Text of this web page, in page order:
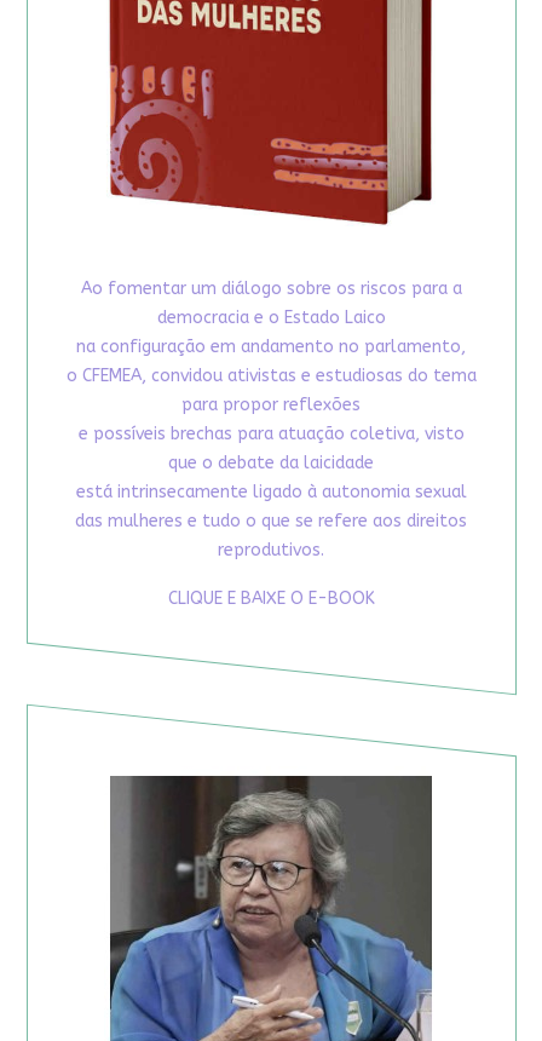
Ao fomentar um diálogo sobre os riscos para a
democracia e o Estado Laico
na configuração em andamento no parlamento,
o CFEMEA, convidou ativistas e estudiosas do tema
para propor reflexões
e possíveis brechas para atuação coletiva, visto
que o debate da laicidade
está intrinsecamente ligado à autonomia sexual
das mulheres e tudo o que se refere aos direitos
reprodutivos.
CLIQUE E BAIXE O E-BOOK